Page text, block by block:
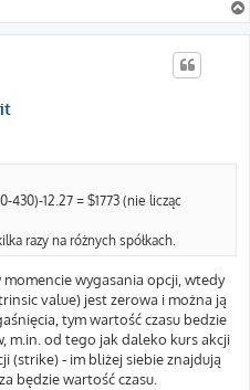
12.27 = $1773 (nie licząc
razy na różnych spółkach.
wygasania opcji, wtedy
value) jest zerowa i można ją
tym wartość czasu bedzie
m.in. od tego jak daleko kurs akcji
(strike) - im bliżej siebie znajdują
będzie wartość czasu.